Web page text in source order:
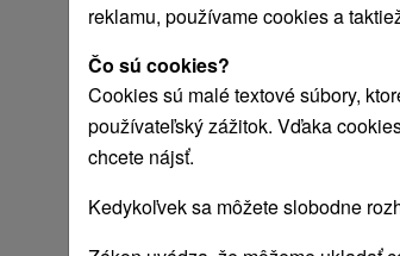
reklamu, používame cookies a
Čo sú cookies?
Cookies sú malé textové súbory,
používateľský zážitok. Vďaka
chcete nájsť.
Kedykoľvek sa môžete slobodne